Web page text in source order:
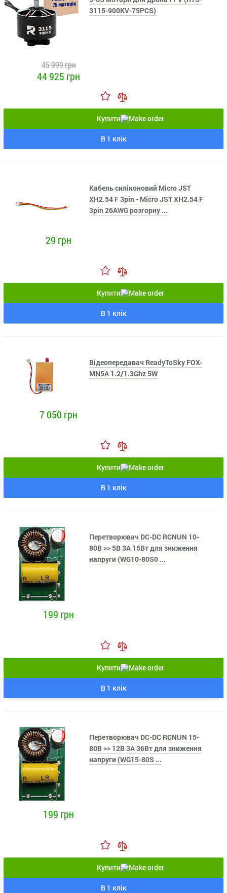
3115-900KV-75PCS)
45 999 грн
44 925 грн
Купити
В 1 клік
Кабель силіконовий Micro JST
XH2.54 F 3pin - Micro JST XH2.54 F
3pin 26AWG розгорну ...
29 грн
Купити
В 1 клік
Відеопередавач ReadyToSky FOX-
MN5A 1.2/1.3Ghz 5W
7 050 грн
Купити
В 1 клік
Перетворювач DC-DC RCNUN 10-
80В >> 5В 3А 15Вт для зниження
напруги (WG10-80S0 ...
199 грн
Купити
В 1 клік
Перетворювач DC-DC RCNUN 15-
80В >> 12В 3А 36Вт для зниження
напруги (WG15-80S ...
199 грн
Купити
В 1 клік